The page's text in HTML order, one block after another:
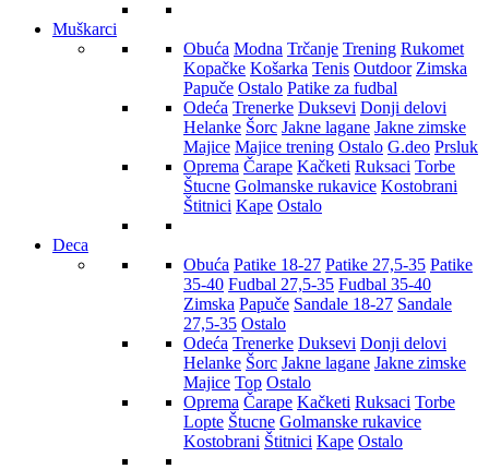
Muškarci
Obuća Modna Trčanje Trening Rukomet
Kopačke Košarka Tenis Outdoor Zimska
Papuče Ostalo Patike za fudbal
Odeća Trenerke Duksevi Donji delovi
Helanke Šorc Jakne lagane Jakne zimske
Majice Majice trening Ostalo G.deo Prsluk
Oprema Čarape Kačketi Ruksaci Torbe
Štucne Golmanske rukavice Kostobrani
Štitnici Kape Ostalo
Deca
Obuća Patike 18-27 Patike 27,5-35 Patike
35-40 Fudbal 27,5-35 Fudbal 35-40
Zimska Papuče Sandale 18-27 Sandale
27,5-35 Ostalo
Odeća Trenerke Duksevi Donji delovi
Helanke Šorc Jakne lagane Jakne zimske
Majice Top Ostalo
Oprema Čarape Kačketi Ruksaci Torbe
Lopte Štucne Golmanske rukavice
Kostobrani Štitnici Kape Ostalo